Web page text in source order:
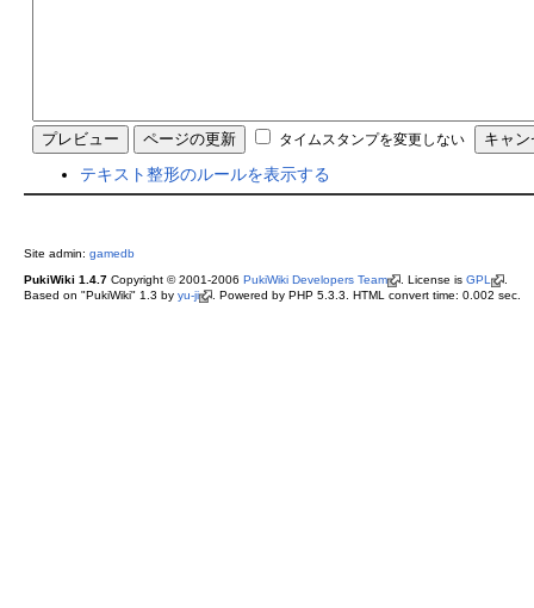
タイムスタンプを変更しない
テキスト整形のルールを表示する
Site admin: gamedb
PukiWiki 1.4.7Copyright © 2001-2006 PukiWiki Developers Team . License is GPL
.
Based on "PukiWiki" 1.3 by yu-ji . Powered by PHP 5.3.3. HTML convert time: 0.002 sec.